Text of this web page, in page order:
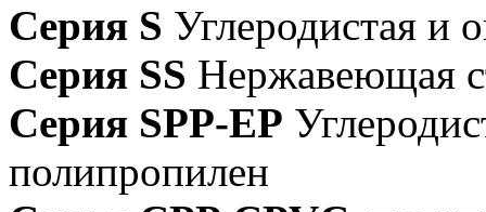
Серия S Углеродистая и
Серия SS Нержавеющая
Серия SРР-ЕР
полипропилен